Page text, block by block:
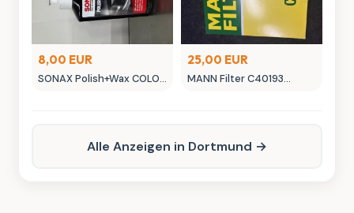
8,00 EUR
SONAX Polish+Wax COLOR
25,00 EUR
MANN Filter C40193
Alle Anzeigen in Dortmund →